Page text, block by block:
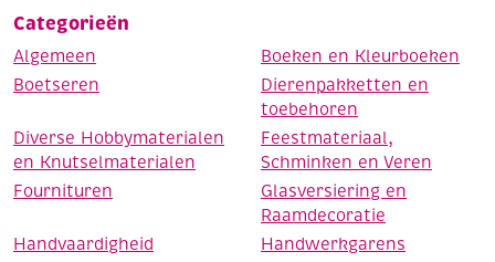
Categorieën
Algemeen
Boeken en Kleurboeken
Boetseren
Dierenpakketten en
toebehoren
Diverse Hobbymaterialen
en Knutselmaterialen
Feestmateriaal,
Schminken en Veren
Fournituren
Glasversiering en
Raamdecoratie
Handvaardigheid
Handwerkgarens